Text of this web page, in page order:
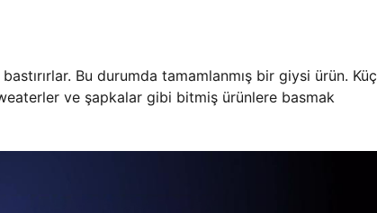
Bu durumda tamamlanmış bir giysi ürün.
ve şapkalar gibi bitmiş ürünlere basmak